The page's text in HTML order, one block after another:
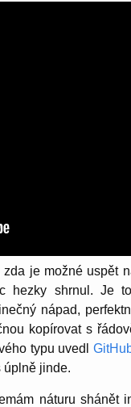
je možné uspět
hezky shrnul. Je
nápad,
kopírovat s
typu uvedl
úplně jinde.
náturu shánět